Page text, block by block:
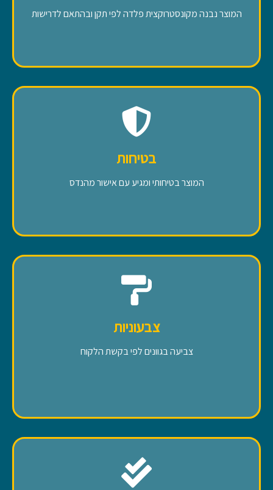
המוצר נבנה מקונסטרוקצית פלדה לפי תקן ובהתאם לדרישות
בטיחות
המוצר בטיחותי ומגיע עם אישור מהנדס
צבעוניות
צביעה בגוונים לפי בקשת הלקוח